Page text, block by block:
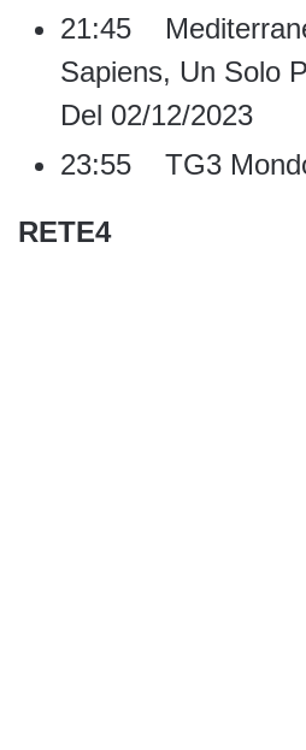
21:45
Sapiens, Un Solo
Del 02/12/2023
23:55 TG3
RETE4